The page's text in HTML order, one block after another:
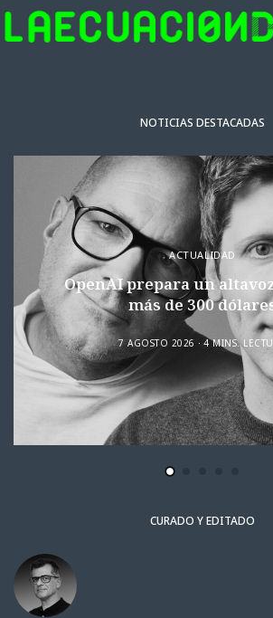
NOTICIAS DESTACADAS
ACTUALIDAD
OpenAI prepara un
más de 300
7 AGOSTO 2026 4 MINS.
CURADO Y EDITADO